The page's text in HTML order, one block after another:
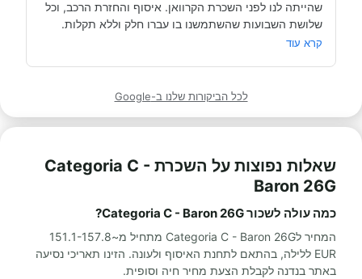
תודה אבי!
מאוד מומלץ לכל מי שרוצה לעשות חופשה בקרוואן.
קרא עוד
לכל הביקורות שלנו ב-Google
שאלות נפוצות על השכרת Categoria C -
Baron 26G
כמה עולה לשכור Categoria C - Baron 26G?
המחיר לCategoria C - Baron 26G מתחיל מ~151.1-157.8
EUR ללילה, בהתאם לתחנת האיסוף ולעונה. הזינו תאריכי נסיעה
באתר בנדנה לקבלת הצעת מחיר חיה וסופית.